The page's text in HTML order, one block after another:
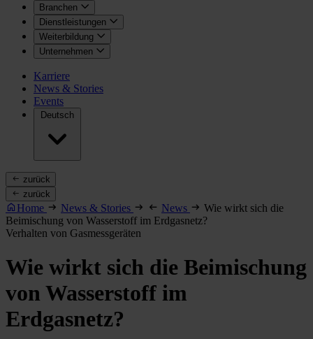
Branchen
Dienstleistungen
Weiterbildung
Unternehmen
Karriere
News & Stories
Events
Deutsch
zurück
zurück
Home News & Stories News
Wie wirkt sich die
Beimischung von Wasserstoff im Erdgasnetz?
Verhalten von Gasmessgeräten
Wie wirkt sich die Beimischung
von Wasserstoff im
Erdgasnetz?